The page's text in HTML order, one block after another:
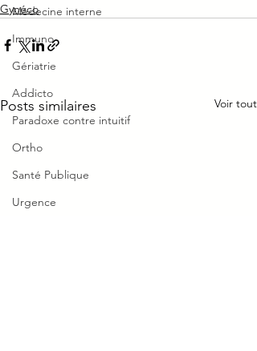
Médecine interne
Immuno
Gériatrie
Addicto
Paradoxe contre intuitif
Ortho
Santé Publique
Urgence
Gynéco
Posts similaires Voir tout